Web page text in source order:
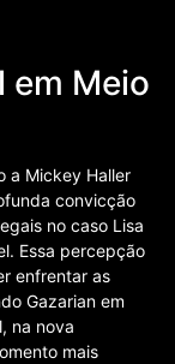
em Meio
a Mickey Haller
convicção
no caso Lisa
Essa percepção
enfrentar as
Gazarian em
na nova
mais